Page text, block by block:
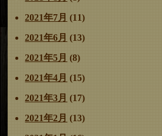
2021年7月 (11)
2021年6月 (13)
2021年5月 (8)
2021年4月 (15)
2021年3月 (17)
2021年2月 (13)